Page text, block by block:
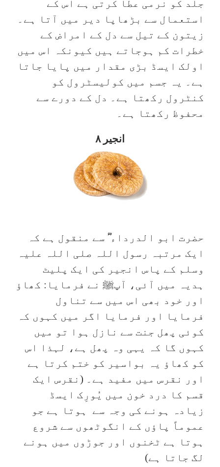
جلد کو نرمی عطا کرتی ہے اس کے
استعمال سے بڑھاپا دیر میں آتا ہے۔
زیتون کے تیل سے دل کے امراض کے
خطرات کم ہوجاتے ہیں کیونکہ اس میں
اولک ایسڈ بڑی مقدار میں پایا جاتا
ہے۔ یہ جسم میں کولیسٹرول کو
کنٹرول رکھتا ہے۔ دل کے دورے سے
محفوظ رکھتا ہے۔
۸ انجیر
حضرت ابو الدرداء ؓ سے منقول ہے کہ
ایک مرتبہ رسول اللہ صلی اللہ علیہ
وسلم کے پاس انجیر کی ایک پلیٹ
ہدیہ میں آئی، آپﷺ نے فرمایا: کھاؤ
اور خود بھی اس میں سے تناول
فرمایا اور فرمایا اگر میں کہوں کہ
کوئی پھل جنت سے نازل ہوا تو میں
کہوں گا کہ یہی وہ پھل ہے، لہذا اس
کو کھاؤ یہ بواسیر کو ختم کرتا ہے
اور نقرس میں مفید ہے۔ (نقرس ایک
قسم کا درد خون میں یُورِک ایسڈ
زیادہ ہونے کی وجہ سے ہوتا ہے جو
عموماً پاؤں کے انگوٹھوں سے شروع
ہوتا ہے ٹخنوں اور جوڑوں میں ہونے
لگ جاتا ہے)